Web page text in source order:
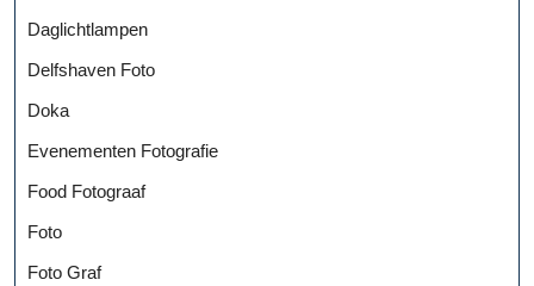
Daglichtlampen
Delfshaven Foto
Doka
Evenementen Fotografie
Food Fotograaf
Foto
Foto Graf